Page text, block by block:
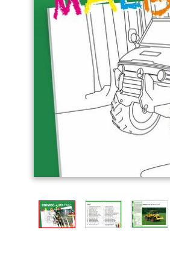
View larger imageView larger image
View